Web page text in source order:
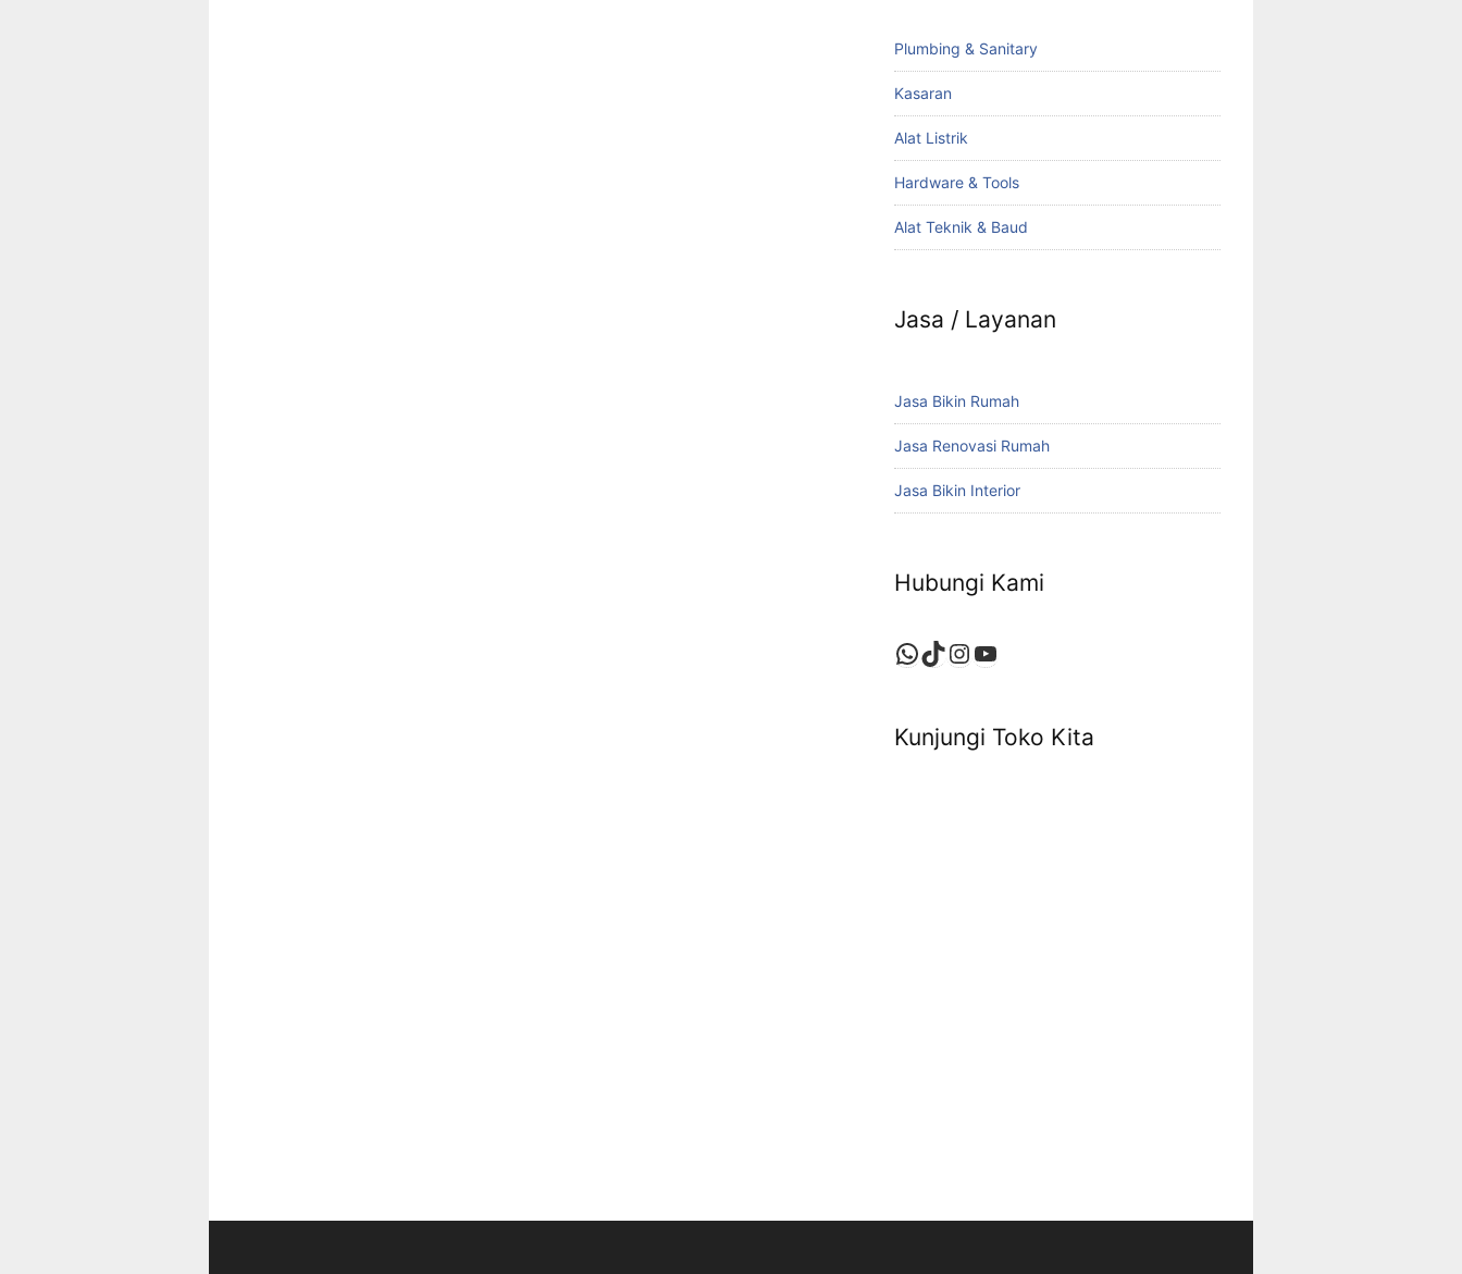
Plumbing & Sanitary
Kasaran
Alat Listrik
Hardware & Tools
Alat Teknik & Baud
Jasa / Layanan
Jasa Bikin Rumah
Jasa Renovasi Rumah
Jasa Bikin Interior
Hubungi Kami
WhatsApp
TikTok
Instagram
YouTube
Kunjungi Toko Kita